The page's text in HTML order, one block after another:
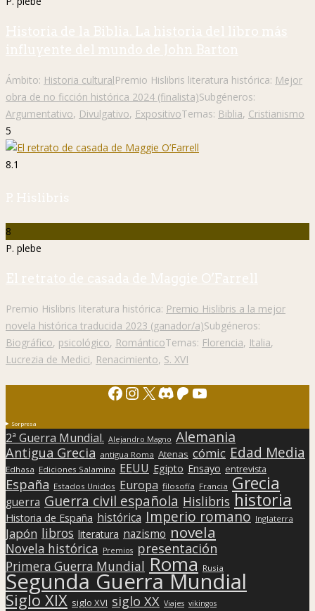
Historia de la Biblia. La historia del libro más
influyente del mundo de John Barton
Ámbito: Historia culturalPremio Hislibris literatura histórica: Mejor
obra de no ficción histórica 2024 (finalista)Subgéneros:
Argumentativo, Divulgativo, ExpositivoTemas: Biblia, Cristianismo
5
8.1
P. Hislibris
8
P. plebe
El retrato de casada de Maggie O’Farrell
Premio Hislibris literatura histórica: Premio Hislibris a la mejor
novela histórica traducida 2023 (ganador/a)Subgéneros:
Biográfico, psicológico, RománticoTemas: Florencia, Italia,
Lucrezia de Medici, Renacimiento, S. XVI
Facebook
Instagram
X Discord
Patreon
YouTube
Sorpresa
2ª Guerra Mundial. Alejandro Magno Alemania
Antigua Grecia antigua Roma Atenas cómic Edad Media
Edhasa Ediciones Salamina EEUU Egipto Ensayo entrevista
España Estados Unidos Europa filosofía Francia Grecia
guerra Guerra civil española Hislibris historia
Historia de España histórica Imperio romano Inglaterra
Japón libros literatura nazismo novela
Novela histórica Premios presentación
Primera Guerra Mundial Roma Rusia
Segunda Guerra Mundial
Siglo XIX siglo XVI siglo XX Viajes vikingos